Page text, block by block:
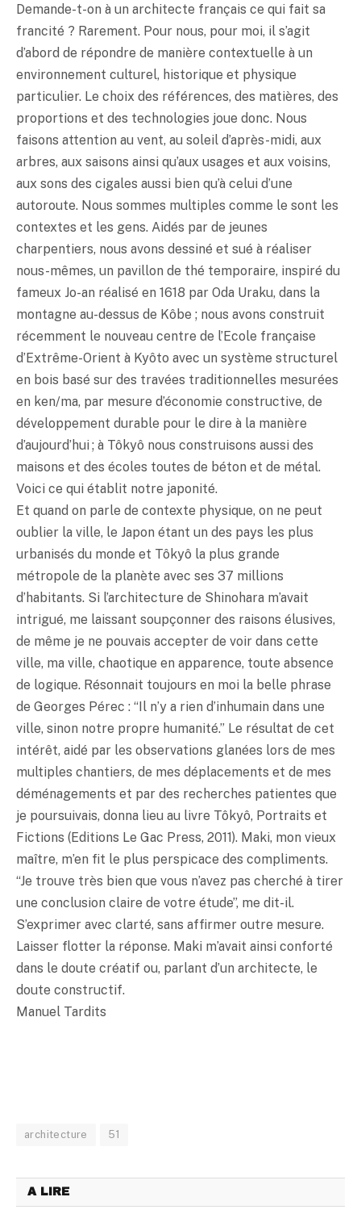
Demande-t-on à un architecte français ce qui fait sa
francité ? Rarement. Pour nous, pour moi, il s’agit
d’abord de répondre de manière contextuelle à un
environnement culturel, historique et physique
particulier. Le choix des références, des matières, des
proportions et des technologies joue donc. Nous
faisons attention au vent, au soleil d’après-midi, aux
arbres, aux saisons ainsi qu’aux usages et aux voisins,
aux sons des cigales aussi bien qu’à celui d’une
autoroute. Nous sommes multiples comme le sont les
contextes et les gens. Aidés par de jeunes
charpentiers, nous avons dessiné et sué à réaliser
nous-mêmes, un pavillon de thé temporaire, inspiré du
fameux Jo-an réalisé en 1618 par Oda Uraku, dans la
montagne au-dessus de Kôbe ; nous avons construit
récemment le nouveau centre de l’Ecole française
d’Extrême-Orient à Kyôto avec un système structurel
en bois basé sur des travées traditionnelles mesurées
en ken/ma, par mesure d’économie constructive, de
développement durable pour le dire à la manière
d’aujourd’hui ; à Tôkyô nous construisons aussi des
maisons et des écoles toutes de béton et de métal.
Voici ce qui établit notre japonité.
Et quand on parle de contexte physique, on ne peut
oublier la ville, le Japon étant un des pays les plus
urbanisés du monde et Tôkyô la plus grande
métropole de la planète avec ses 37 millions
d’habitants. Si l’architecture de Shinohara m’avait
intrigué, me laissant soupçonner des raisons élusives,
de même je ne pouvais accepter de voir dans cette
ville, ma ville, chaotique en apparence, toute absence
de logique. Résonnait toujours en moi la belle phrase
de Georges Pérec : “Il n’y a rien d’inhumain dans une
ville, sinon notre propre humanité.” Le résultat de cet
intérêt, aidé par les observations glanées lors de mes
multiples chantiers, de mes déplacements et de mes
déménagements et par des recherches patientes que
je poursuivais, donna lieu au livre Tôkyô, Portraits et
Fictions (Editions Le Gac Press, 2011). Maki, mon vieux
maître, m’en fit le plus perspicace des compliments.
“Je trouve très bien que vous n’avez pas cherché à tirer
une conclusion claire de votre étude”, me dit-il.
S’exprimer avec clarté, sans affirmer outre mesure.
Laisser flotter la réponse. Maki m’avait ainsi conforté
dans le doute créatif ou, parlant d’un architecte, le
doute constructif.
Manuel Tardits
architecture 51
A LIRE